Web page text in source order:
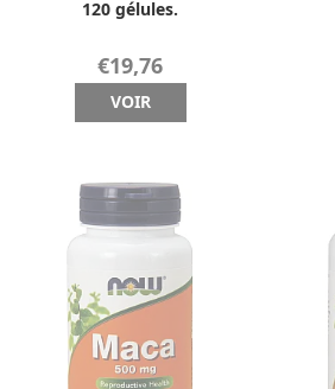
120 gélules.
€19,76
VOIR